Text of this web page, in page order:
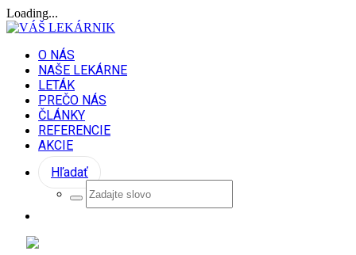
Loading...
O NÁS
NAŠE LEKÁRNE
LETÁK
PREČO NÁS
ČLÁNKY
REFERENCIE
AKCIE
Hľadať